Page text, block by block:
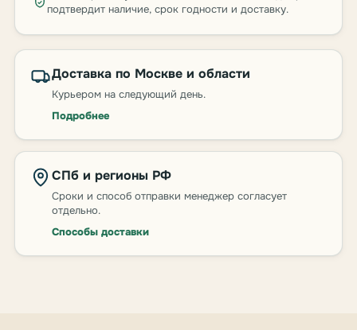
подтвердит наличие, срок годности и доставку.
Доставка по Москве и области
Курьером на следующий день.
Подробнее
СПб и регионы РФ
Сроки и способ отправки менеджер согласует
отдельно.
Способы доставки